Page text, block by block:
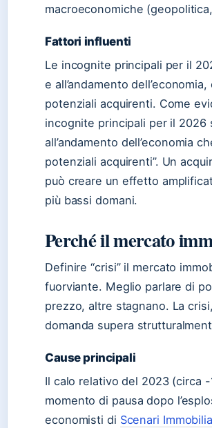
macroeconomiche
Fattori influenti
Le incognite principali per il
e all’andamento
potenziali acquirenti. Come
incognite principali per il 2026
all’andamento dell’economia
potenziali acquirenti”. Un
può creare un effetto
più bassi domani.
Perché il mercato
Definire “crisi” il mercato
fuorviante. Meglio parlare di
prezzo, altre stagnano. La
domanda supera
Cause principali
Il calo relativo del 2023 (circa
momento di pausa dopo
economisti di Scenari